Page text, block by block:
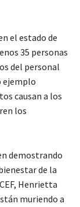
el estado de
35 personas
del personal
ejemplo
causan a los
los
demostrando
de la
Henrietta
muriendo a